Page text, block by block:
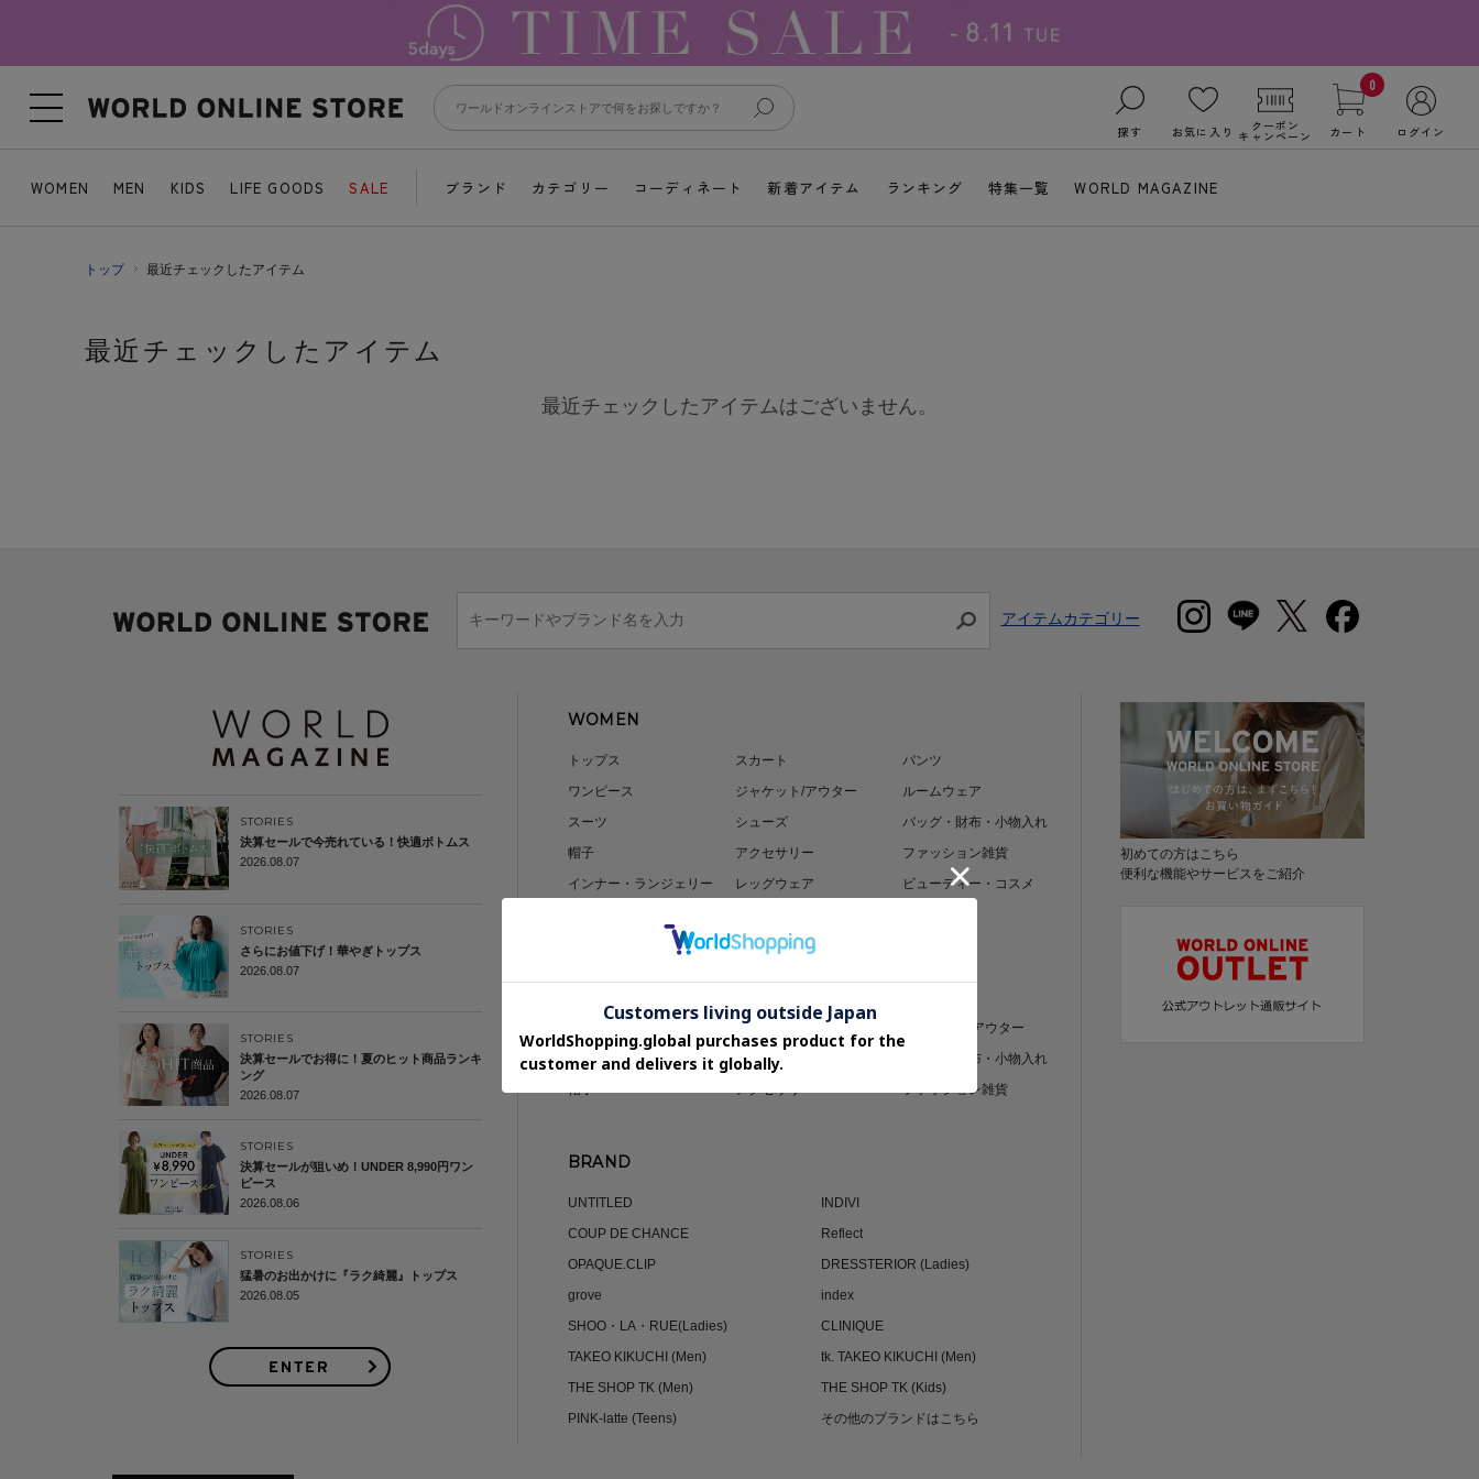
探す お気に入り クーポン
キャンペーン
0
カート ログイン
WOMEN MEN KIDS LIFE GOODS SALE ブランド カテゴリー コーディネート 新着アイテム ランキング 特集一覧 WORLD MAGAZINE
トップ 最近チェックしたアイテム
最近チェックしたアイテム
最近チェックしたアイテムはございません。
アイテムカテゴリー
STORIES
決算セールで今売れている！快適ボトムス
2026.08.07
STORIES
さらにお値下げ！華やぎトップス
2026.08.07
STORIES
決算セールでお得に！夏のヒット商品ランキ
ング
2026.08.07
STORIES
決算セールが狙いめ！UNDER 8,990円ワン
ピース
2026.08.06
STORIES
猛暑のお出かけに『ラク綺麗』トップス
2026.08.05
WOMEN
トップス スカート
パンツ
ワンピース
ジャケット/アウター
ルームウェア
スーツ
シューズ
バッグ・財布・小物入れ
帽子
アクセサリー
ファッション雑貨
インナー・ランジェリー
レッグウェア
ビューティー・コスメ
MEN
パンツ
ジャケット/アウター
スーツ
シューズ
バッグ・財布・小物入れ
帽子
アクセサリー ファッション雑貨
BRAND
UNTITLED
INDIVI
COUP DE CHANCE
Reflect
OPAQUE.CLIP
DRESSTERIOR (Ladies)
grove
index
SHOO・LA・RUE(Ladies)
CLINIQUE
TAKEO KIKUCHI (Men)
tk. TAKEO KIKUCHI (Men)
THE SHOP TK (Men)
THE SHOP TK (Kids)
PINK-latte (Teens)
その他のブランドはこちら
初めての方はこちら
便利な機能やサービスをご紹介